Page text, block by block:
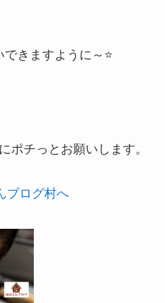
きますように～⭐
ポチっとお願いします。